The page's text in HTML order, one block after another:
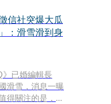
信社突爆大瓜
：滑雪滑到身
已婚編輯長
滑雪，消息一曝
得關注的是，一